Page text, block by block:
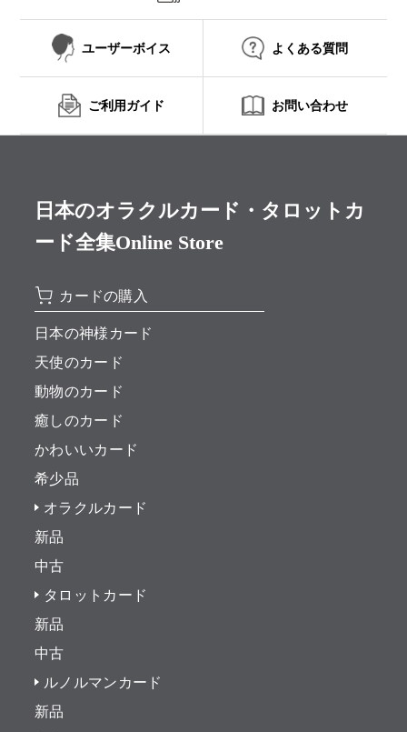
ユーザーボイス よくある質問
ご利用ガイド お問い合わせ
日本のオラクルカード・タロットカ
ード全集Online Store
カードの購入
日本の神様カード
天使のカード
動物のカード
癒しのカード
かわいいカード
希少品
オラクルカード
新品
中古
タロットカード
新品
中古
ルノルマンカード
新品